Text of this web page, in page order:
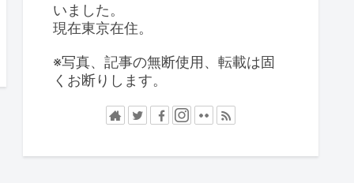
いました。
現在東京在住。
※写真、記事の無断使用、転載は固
くお断りします。